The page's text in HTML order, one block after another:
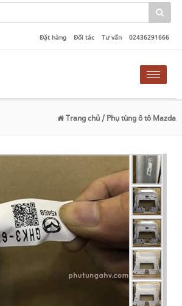
Đặt hàng Đối tác Tư vấn 02436291666
Toggle
Trang chủ / Phụ tùng ô tô Mazda